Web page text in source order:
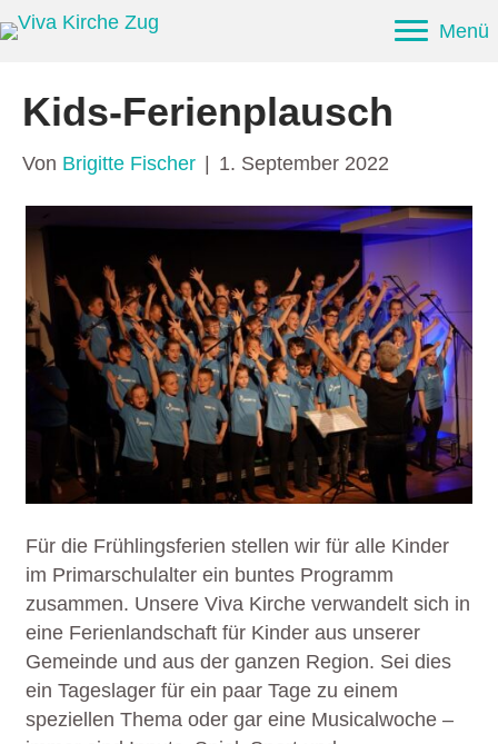
Menü
Kids-Ferienplausch
Von Brigitte Fischer 1. September 2022
Für die Frühlingsferien stellen wir für alle Kinder
im Primarschulalter ein buntes Programm
zusammen. Unsere Viva Kirche verwandelt sich in
eine Ferienlandschaft für Kinder aus unserer
Gemeinde und aus der ganzen Region. Sei dies
ein Tageslager für ein paar Tage zu einem
speziellen Thema oder gar eine Musicalwoche –